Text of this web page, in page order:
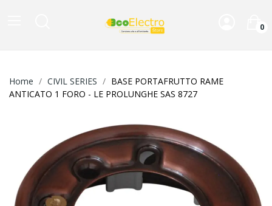
0
Home CIVIL SERIES
BASE PORTAFRUTTO RAME
ANTICATO 1 FORO - LE PROLUNGHE SAS 8727